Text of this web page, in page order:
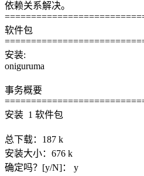
依赖关系解决。
软件
安装:
oniguruma
事务概要
安装 1 软件包
总下载：187 k
安装大小：676 k
确定吗？[y/N]： y